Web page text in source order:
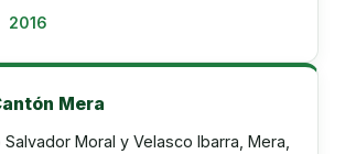
2016
Mera
Salvador Moral y Velasco Ibarra, Mera,